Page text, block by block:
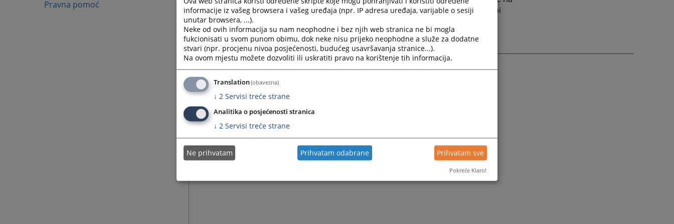
Pravna pomoć
adresu suda ili na e-mail adresu Predsjednika Općinskog suda u Bosanskoj Krupi
munevera.ezic@pravosudje.ba.
informacije iz vašeg browsera i vašeg uređaja (npr. IP adresa uređaja, varijable o sesiji
unutar browsera, ...).
Neke od ovih informacija su nam neophodne i bez njih web stranica ne bi mogla
fukcionisati u svom punom obimu, dok neke nisu prijeko neophodne a služe za dodatne
stvari (npr. procjenu nivoa posjećenosti, budućeg usavršavanja stranice...).
Na ovom mjestu možete dozvoliti ili uskratiti pravo na korištenje tih informacija.
Translation(obavezna)
↓ 2 Servisi treće strane
Analitika o posjećenosti stranica
↓ 2 Servisi treće strane
Ne prihvatam Prihvatam odabrane Prihvatam sve
Pokreće Klaro!